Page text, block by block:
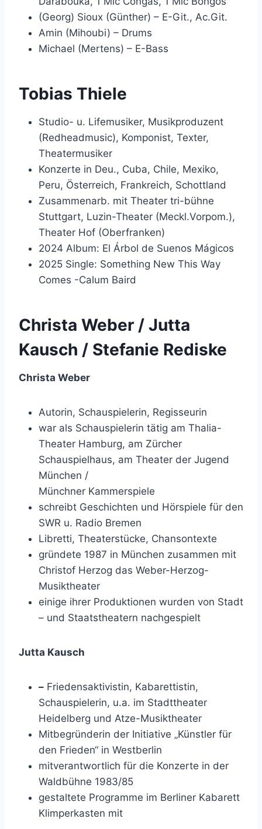
(Georg) Sioux (Günther) – E-Git., Ac.Git.
Amin (Mihoubi) – Drums
Michael (Mertens) – E-Bass
Tobias Thiele
Studio- u. Lifemusiker, Musikproduzent
(Redheadmusic), Komponist, Texter,
Theatermusiker
Konzerte in Deu., Cuba, Chile, Mexiko,
Peru, Österreich, Frankreich, Schottland
Zusammenarb. mit Theater tri-bühne
Stuttgart, Luzin-Theater (Meckl.Vorpom.),
Theater Hof (Oberfranken)
2024 Album: El Árbol de Suenos Mágicos
2025 Single: Something New This Way
Comes -Calum Baird
Christa Weber / Jutta
Kausch / Stefanie Rediske
Christa Weber
Autorin, Schauspielerin, Regisseurin
war als Schauspielerin tätig am Thalia-
Theater Hamburg, am Zürcher
Schauspielhaus, am Theater der Jugend
München /
Münchner Kammerspiele
schreibt Geschichten und Hörspiele für den
SWR u. Radio Bremen
Libretti, Theaterstücke, Chansontexte
gründete 1987 in München zusammen mit
Christof Herzog das Weber-Herzog-
Musiktheater
einige ihrer Produktionen wurden von Stadt
– und Staatstheatern nachgespielt
Jutta Kausch
– Friedensaktivistin, Kabarettistin,
Schauspielerin, u.a. im Stadttheater
Heidelberg und Atze-Musiktheater
Mitbegründerin der Initiative „Künstler für
den Frieden“ in Westberlin
mitverantwortlich für die Konzerte in der
Waldbühne 1983/85
gestaltete Programme im Berliner Kabarett
Klimperkasten mit